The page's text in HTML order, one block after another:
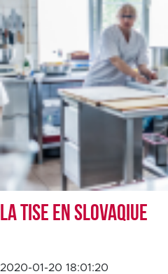
La TISE en Slovaqiue
2020-01-20 18:01:20